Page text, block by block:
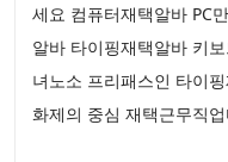
세요 컴퓨터재택알바 PC
알바 타이핑재택알바 키
녀노소 프리패스인 타이
화제의 중심 재택근무직